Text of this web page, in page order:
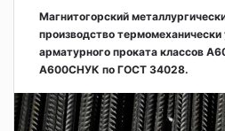
Магнитогорский
производство термомеханически
арматурного проката классов
А600СНУК по ГОСТ 34028.